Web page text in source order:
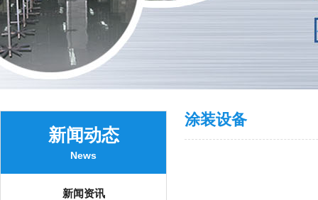
新闻动态
News
新闻资讯
涂装设备